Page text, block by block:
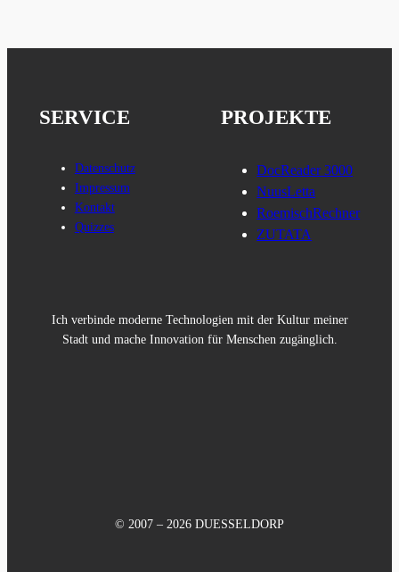
SERVICE
Datenschutz
Impressum
Kontakt
Quizzes
PROJEKTE
DocReader 3000
NuusLetta
RoemischRechner
ZUTATA
Ich verbinde moderne Technologien mit der Kultur meiner
Stadt und mache Innovation für Menschen zugänglich.
© 2007 – 2026 DUESSELDORP